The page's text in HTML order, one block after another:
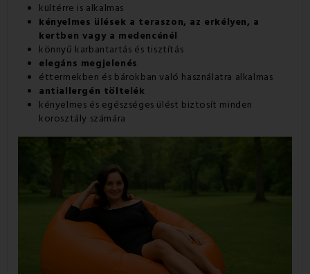
kültérre is alkalmas
kényelmes ülések a teraszon, az erkélyen, a
kertben vagy a medencénél
könnyű karbantartás és tisztítás
elegáns megjelenés
éttermekben és bárokban való használatra alkalmas
antiallergén töltelék
kényelmes és egészséges ülést biztosít minden
korosztály számára